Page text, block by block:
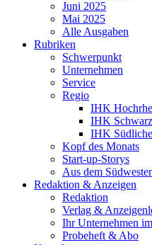
Juni 2025
Mai 2025
Alle Ausgaben
Rubriken
Schwerpunkt
Unternehmen
Service
Regio
IHK
IHK
IHK
Kopf des Monats
Start-up-Storys
Aus dem
Redaktion & Anzeigen
Redaktion
Verlag &
Ihr Unternehmen
Probeheft & Abo